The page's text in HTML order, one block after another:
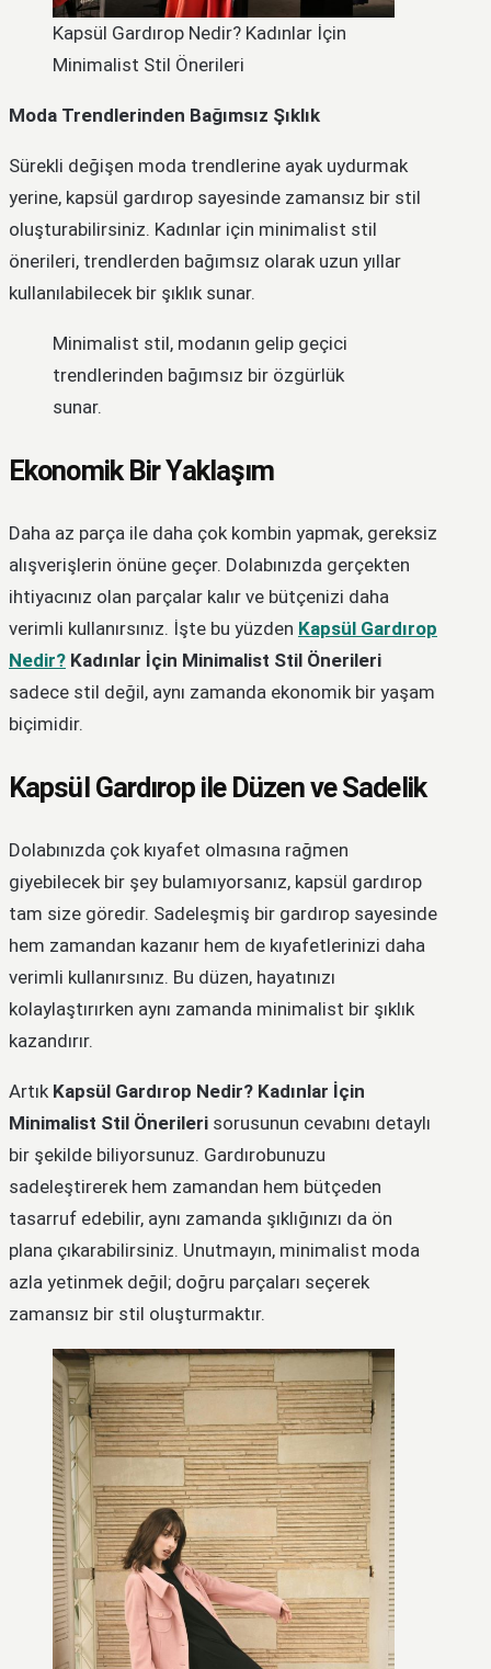
Kapsül Gardırop Nedir? Kadınlar İçin
Minimalist Stil Önerileri
Moda Trendlerinden Bağımsız Şıklık
Sürekli değişen moda trendlerine ayak uydurmak
yerine, kapsül gardırop sayesinde zamansız bir stil
oluşturabilirsiniz. Kadınlar için minimalist stil
önerileri, trendlerden bağımsız olarak uzun yıllar
kullanılabilecek bir şıklık sunar.
Minimalist stil, modanın gelip geçici
trendlerinden bağımsız bir özgürlük
sunar.
Ekonomik Bir Yaklaşım
Daha az parça ile daha çok kombin yapmak, gereksiz
alışverişlerin önüne geçer. Dolabınızda gerçekten
ihtiyacınız olan parçalar kalır ve bütçenizi daha
verimli kullanırsınız. İşte bu yüzden Kapsül Gardırop
Nedir? Kadınlar İçin Minimalist Stil Önerileri
sadece stil değil, aynı zamanda ekonomik bir yaşam
biçimidir.
Kapsül Gardırop ile Düzen ve Sadelik
Dolabınızda çok kıyafet olmasına rağmen
giyebilecek bir şey bulamıyorsanız, kapsül gardırop
tam size göredir. Sadeleşmiş bir gardırop sayesinde
hem zamandan kazanır hem de kıyafetlerinizi daha
verimli kullanırsınız. Bu düzen, hayatınızı
kolaylaştırırken aynı zamanda minimalist bir şıklık
kazandırır.
Artık Kapsül Gardırop Nedir? Kadınlar İçin
Minimalist Stil Önerileri sorusunun cevabını detaylı
bir şekilde biliyorsunuz. Gardırobunuzu
sadeleştirerek hem zamandan hem bütçeden
tasarruf edebilir, aynı zamanda şıklığınızı da ön
plana çıkarabilirsiniz. Unutmayın, minimalist moda
azla yetinmek değil; doğru parçaları seçerek
zamansız bir stil oluşturmaktır.